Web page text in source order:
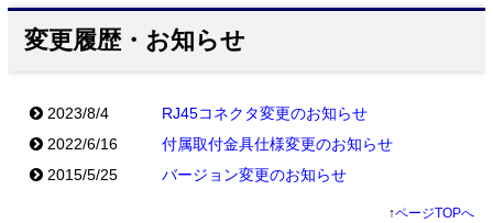
変更履歴・お知らせ
2023/8/4
RJ45コネクタ変更のお知らせ
2022/6/16
付属取付金具仕様変更のお知らせ
2015/5/25
バージョン変更のお知らせ
↑ページTOPへ